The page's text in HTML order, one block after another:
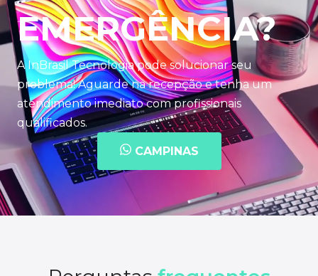
EMERGÊNCIA?
A InBrasil Tecnologia pode solucionar seu
problema! Aguarde na recepção e tenha um
atendimento imediato com profissionais
qualificados.
CAMPINAS